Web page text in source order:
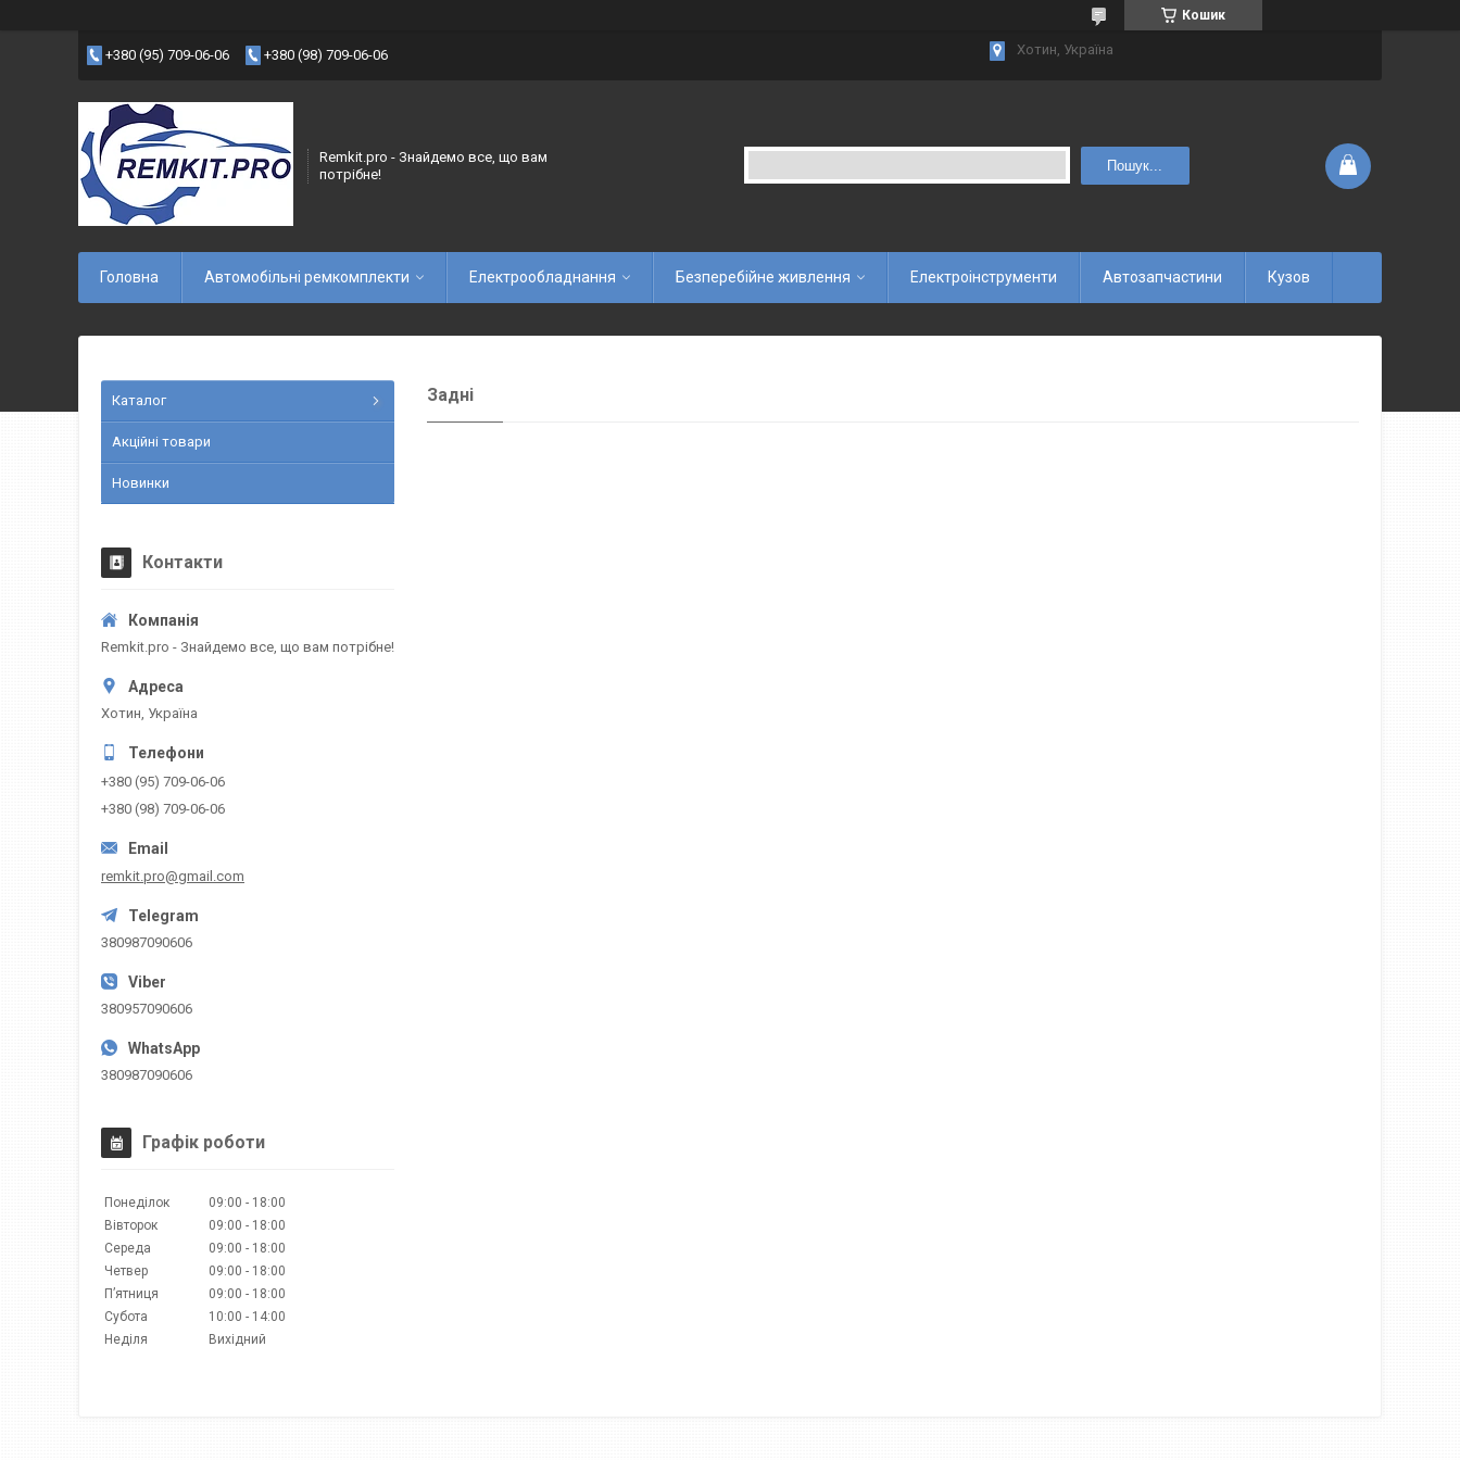
Кошик
+380 (95) 709-06-06 +380 (98) 709-06-06 Хотин, Україна
Remkit.pro - Знайдемо все, що вам
потрібне!
Пошук...
Головна Автомобільні ремкомплекти Електрообладнання Безперебійне живлення Електроінструменти Автозапчастини Кузов
Задні
Каталог
Акційні товари
Новинки
Контакти
Remkit.pro - Знайдемо все, що вам потрібне!
Хотин, Україна
+380 (95) 709-06-06
+380 (98) 709-06-06
remkit.pro@gmail.com
380987090606
380957090606
380987090606
Графік роботи
Понеділок 09:00
18:00
Вівторок
09:00
18:00
Середа
09:00
18:00
Четвер
09:00
18:00
Пʼятниця
09:00
18:00
Субота
10:00
14:00
Неділя
Вихідний